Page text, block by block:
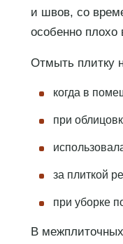
и швов, со
особенно плохо
Отмыть плитку
когда в
при
за плиткой
при уборке
В